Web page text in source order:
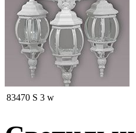
83470 S 3 w